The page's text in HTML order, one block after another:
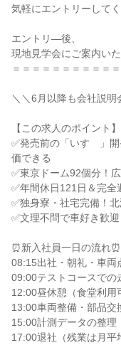
気軽にエントリーして
エントリ―後、
現地見学会にご案内いた
＝＝＝＝＝＝＝＝＝＝
＼＼6月以降も会社説明
【この求人のポイント】
✅発売前の「いすゞ」
価できる
✅東京ドーム92個分！
✅年間休日121日＆完
✅独身寮・社宅完備！
✅文理不問で車好き歓
⏰新入社員一日の流れ⏰
08:15出社・朝礼・車両
09:00テストコースでの
12:00昼休憩（食堂利用
13:00車両整備・部品交
15:00計測データの整理
17:00退社（残業は月平